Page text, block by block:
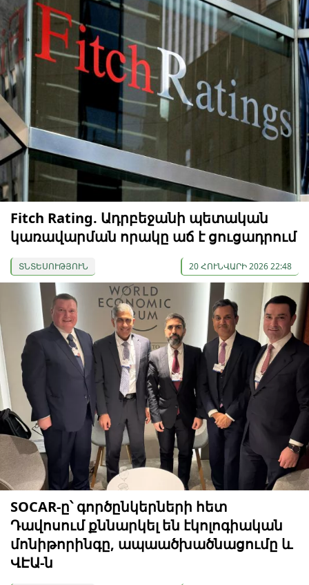
Fitch Rating. Ադրբեջանի պետական
կառավարման որակը աճ է ցուցադրում
ՏՆՏԵՍՈՒԹՅՈՒՆ 20 ՀՈՒՆՎԱՐԻ 2026 22:48
SOCAR-ը՝ գործընկերների հետ
Դավոսում քննարկել են էկոլոգիական
մոնիթորինգը, ապաածխածնացումը և
ՎԷԱ-ն